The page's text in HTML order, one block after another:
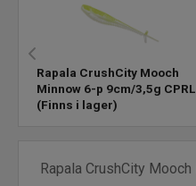
Skeddrag
PowerBait/Gulp
Rapala CrushCity Mooch
Minnow 6-p 9cm/3,5g CPRL
(Finns i lager)